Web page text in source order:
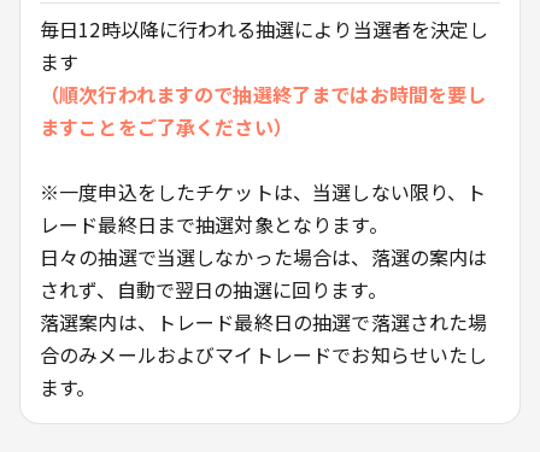
毎日12時以降に行われる抽選により当選者を決定し
ます
（順次行われますので抽選終了まではお時間を要し
ますことをご了承ください）
※一度申込をしたチケットは、当選しない限り、ト
レード最終日まで抽選対象となります。
日々の抽選で当選しなかった場合は、落選の案内は
されず、自動で翌日の抽選に回ります。
落選案内は、トレード最終日の抽選で落選された場
合のみメールおよびマイトレードでお知らせいたし
ます。